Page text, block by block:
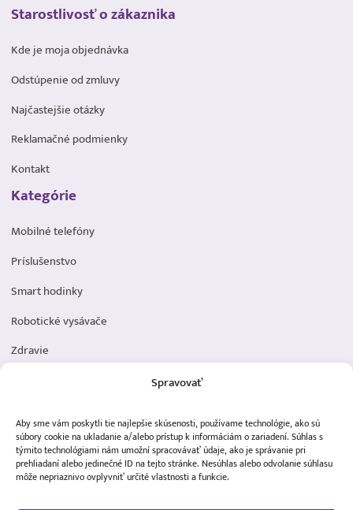
Spravovať
Aby sme vám poskytli tie najlepšie skúsenosti, používame technológie, ako sú
súbory cookie na ukladanie a/alebo prístup k informáciám o zariadení. Súhlas s
týmito technológiami nám umožní spracovávať údaje, ako je správanie pri
prehliadaní alebo jedinečné ID na tejto stránke. Nesúhlas alebo odvolanie súhlasu
môže nepriaznivo ovplyvniť určité vlastnosti a funkcie.
Starostlivosť o zákaznika
Kde je moja objednávka
Odstúpenie od zmluvy
Najčastejšie otázky
Reklamačné podmienky
Kontakt
Kategórie
Mobilné telefóny
Príslušenstvo
Smart hodinky
Robotické vysávače
Zdravie
Dôležité odkazy
Obchodné podmienky